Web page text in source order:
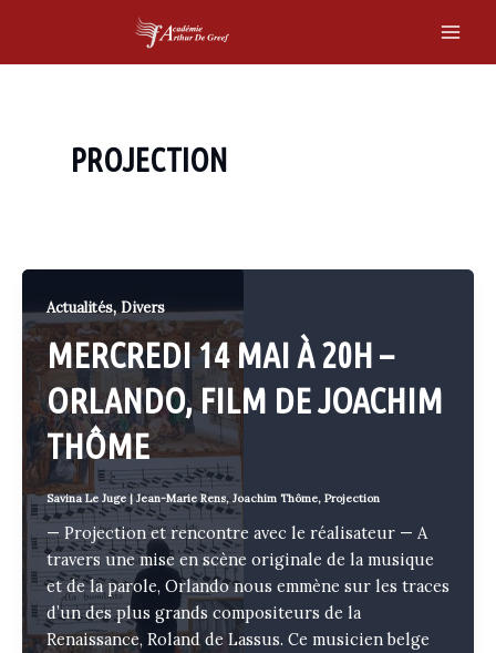
content
PROJECTION
Actualités, Divers
MERCREDI 14 MAI À 20H –
ORLANDO, FILM DE JOACHIM
THÔME
Savina Le Juge|Jean-Marie Rens, Joachim Thôme, Projection
— Projection et rencontre avec le réalisateur — A
travers une mise en scène originale de la musique
et de la parole, Orlando nous emmène sur les traces
d’un des plus grands compositeurs de la
Renaissance, Roland de Lassus. Ce musicien belge